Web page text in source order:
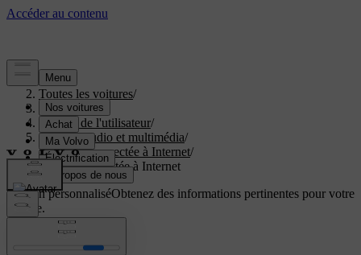
Aide/
Toutes les voitures/
V40 2019/
Manuel de l'utilisateur/
Système audio et multimédia/
Voiture connectée à Internet/
Voiture connectée à Internet
Soutien personnaliséObtenez des informations pertinentes pour votre
voiture.
Connexion